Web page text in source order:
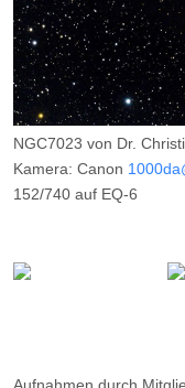
NGC7023 von Dr.
Kamera: Canon
152/740 auf EQ-6
Ort: Wilkenberg